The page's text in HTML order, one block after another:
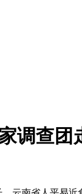
调查